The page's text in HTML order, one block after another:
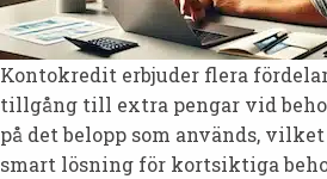
Kontokredit erbjuder flera
tillgång till extra pengar vid
på det belopp som används,
smart lösning för kortsiktiga